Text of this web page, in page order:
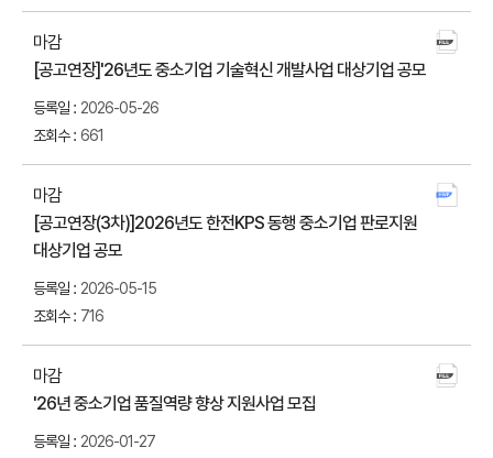
구성
마감
[공고연장]'26년도 중소기업 기술혁신 개발사업 대상기업 공모
2026-05-26
661
마감
[공고연장(3차)]2026년도 한전KPS 동행 중소기업 판로지원
대상기업 공모
2026-05-15
716
마감
'26년 중소기업 품질역량 향상 지원사업 모집
2026-01-27